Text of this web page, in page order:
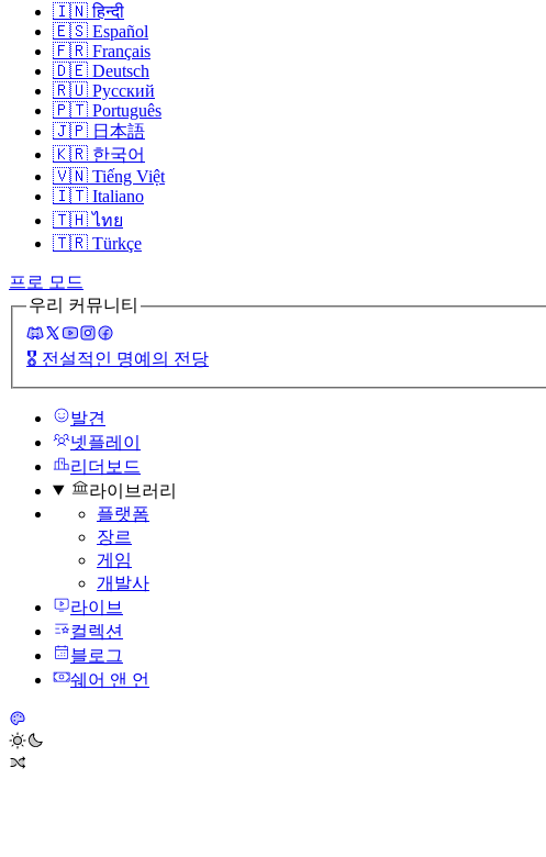
🇮🇳 हिन्दी
🇪🇸 Español
🇫🇷 Français
🇩🇪 Deutsch
🇷🇺 Русский
🇵🇹 Português
🇯🇵 日本語
🇰🇷 한국어
🇻🇳 Tiếng Việt
🇮🇹 Italiano
🇹🇭 ไทย
🇹🇷 Türkçe
프로 모드
우리 커뮤니티
🎖️ 전설적인 명예의 전당
발견
넷플레이
리더보드
라이브러리
플랫폼
장르
게임
개발사
라이브
컬렉션
블로그
쉐어 앤 언